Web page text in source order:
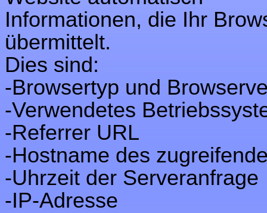
Informationen, die Ihr
übermittelt.
Dies sind:
-Browsertyp und
-Verwendetes
-Referrer URL
-Hostname des
-Uhrzeit der Serveranfrage
-IP-Adresse